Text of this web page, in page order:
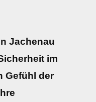
Jachenau
im
Gefühl der